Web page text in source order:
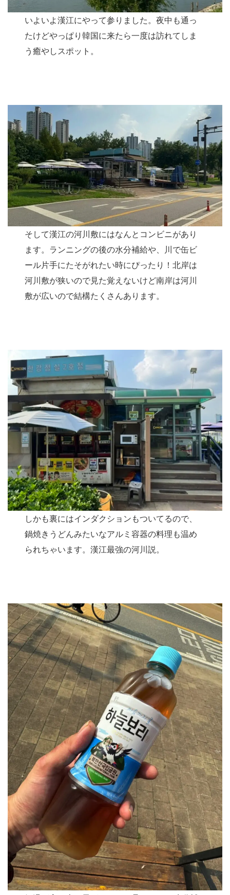
いよいよ漢江にやって参りました。夜中も通っ
たけどやっぱり韓国に来たら一度は訪れてしま
う癒やしスポット。
そして漢江の河川敷にはなんとコンビニがあり
ます。ランニングの後の水分補給や、川で缶ビ
ール片手にたそがれたい時にぴったり！北岸は
河川敷が狭いので見た覚えないけど南岸は河川
敷が広いので結構たくさんあります。
しかも裏にはインダクションもついてるので、
鍋焼きうどんみたいなアルミ容器の料理も温め
られちゃいます。漢江最強の河川説。